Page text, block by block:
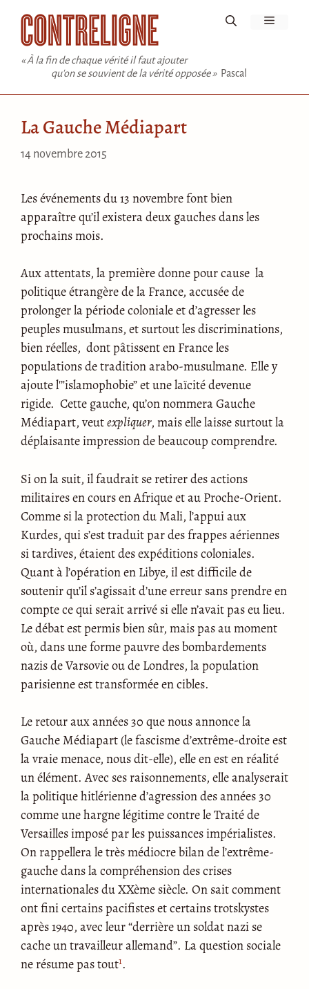
contenu
« À la fin de chaque vérité il faut ajouter
qu'on se souvient de la vérité opposée » Pascal
Menu
La Gauche Médiapart
14 novembre 2015
Les événements du 13 novembre font bien
apparaître qu’il existera deux gauches dans les
prochains mois.
Aux attentats, la première donne pour cause la
politique étrangère de la France, accusée de
prolonger la période coloniale et d’agresser les
peuples musulmans, et surtout les discriminations,
bien réelles, dont pâtissent en France les
populations de tradition arabo-musulmane. Elle y
ajoute l'”islamophobie” et une laïcité devenue
rigide. Cette gauche, qu’on nommera Gauche
Médiapart, veutexpliquer, mais elle laisse surtout la
déplaisante impression de beaucoup comprendre.
Si on la suit, il faudrait se retirer des actions
militaires en cours en Afrique et au Proche-Orient.
Comme si la protection du Mali, l’appui aux
Kurdes, qui s’est traduit par des frappes aériennes
si tardives, étaient des expéditions coloniales.
Quant à l’opération en Libye, il est difficile de
soutenir qu’il s’agissait d’une erreur sans prendre en
compte ce qui serait arrivé si elle n’avait pas eu lieu.
Le débat est permis bien sûr, mais pas au moment
où, dans une forme pauvre des bombardements
nazis de Varsovie ou de Londres, la population
parisienne est transformée en cibles.
Le retour aux années 30 que nous annonce la
Gauche Médiapart (le fascisme d’extrême-droite est
la vraie menace, nous dit-elle), elle en est en réalité
un élément. Avec ses raisonnements, elle analyserait
la politique hitlérienne d’agression des années 30
comme une hargne légitime contre le Traité de
Versailles imposé par les puissances impérialistes.
On rappellera le très médiocre bilan de l’extrême-
gauche dans la compréhension des crises
internationales du XXème siècle. On sait comment
ont fini certains pacifistes et certains trotskystes
après 1940, avec leur “derrière un soldat nazi se
cache un travailleur allemand”. La question sociale
ne résume pas tout1.